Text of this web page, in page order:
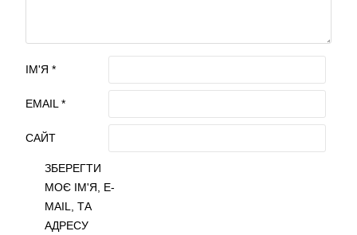
ІМ'Я *
EMAIL*
САЙТ
ЗБЕРЕГТИ
МОЄ ІМ'Я, E-
MAIL, ТА
АДРЕСУ